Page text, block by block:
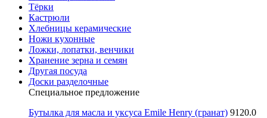
Тёрки
Кастрюли
Хлебницы керамические
Ножи кухонные
Ложки, лопатки, венчики
Хранение зерна и семян
Другая посуда
Доски разделочные
Специальное предложение
Бутылка для масла и уксуса Emile Henry (гранат) 9120.0